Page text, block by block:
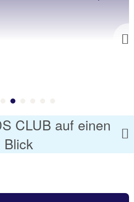
CLUB auf einen
Blick